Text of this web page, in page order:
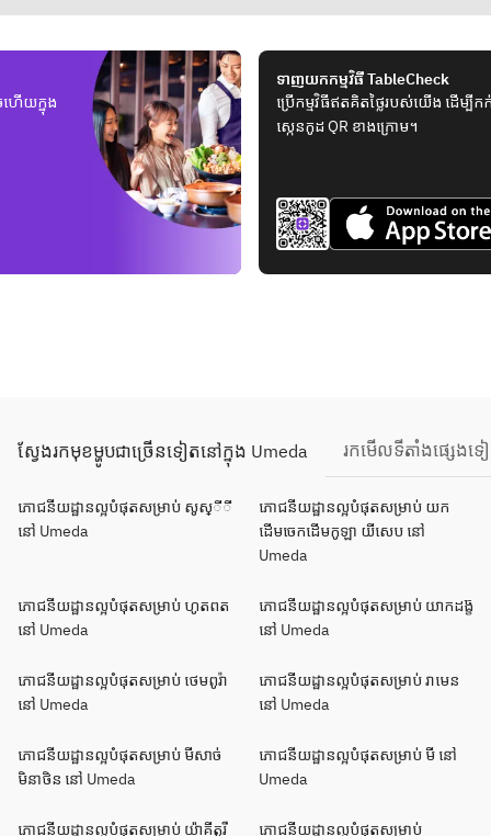
ហើយក្នុង
ទាញយកកម្មវិធី TableCheck
ប្រើកម្មវិធីឥតគិតថ្លៃរបស់យើង ដើ
ស្កេនកូដ QR ខាងក្រោម។
ស្វែងរកមុខម្ហូបជាច្រើនទៀតនៅក្នុង Umeda រកមើលទីតាំងផ្សេងទ
ភោជនីយដ្ឋានល្អបំផុតសម្រាប់ សូស្ីី
នៅ Umeda
ភោជនីយដ្ឋានល្អបំផុតសម្រាប់ យក
ដើមចេកដើមកូឡា យីសេប នៅ
Umeda
ភោជនីយដ្ឋានល្អបំផុតសម្រាប់ ហូតពត
នៅ Umeda
ភោជនីយដ្ឋានល្អបំផុតសម្រាប់ យាកដង្ខ៊
នៅ Umeda
ភោជនីយដ្ឋានល្អបំផុតសម្រាប់ ថេមពូរ៉ា
នៅ Umeda
ភោជនីយដ្ឋានល្អបំផុតសម្រាប់ រាមេន
នៅ Umeda
ភោជនីយដ្ឋានល្អបំផុតសម្រាប់ មីសាច់
មិនាថិន នៅ Umeda
ភោជនីយដ្ឋានល្អបំផុតសម្រាប់ មី នៅ
Umeda
ភោជនីយដ្ឋានល្អបំផុតសម្រាប់ យ៉ាគីតូរី ភោជនីយដ្ឋានល្អបំផុតសម្រាប់